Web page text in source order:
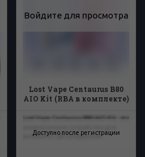
Войдите для просмотра
Lost Vape Centaurus B80
AIO Kit (RBA в комплекте)
Доступно после регистрации
Lost Vape Centaurus B80 AIO Kit - это
вейпинга с регулируемой...